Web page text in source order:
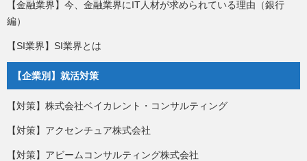
【金融業界】今、金融業界にIT人材が求められている理由（銀行
編）
【SI業界】SI業界とは
【企業別】就活対策
【対策】株式会社ベイカレント・コンサルティング
【対策】アクセンチュア株式会社
【対策】アビームコンサルティング株式会社